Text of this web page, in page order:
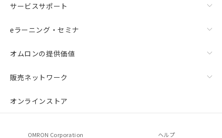
サービスサポート
eラーニング・セミナ
オムロンの提供価値
販売ネットワーク
オンラインストア
OMRON Corporation ヘルプ